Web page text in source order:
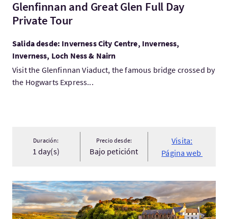
Glenfinnan and Great Glen Full Day
Private Tour
Salida desde: Inverness City Centre, Inverness,
Inverness, Loch Ness & Nairn
Visit the Glenfinnan Viaduct, the famous bridge crossed by
the Hogwarts Express...
Duración:
1 day(s)
Precio desde:
Bajo peticiónt
Visita:
Página web
Visita:3 Days Skye Tour